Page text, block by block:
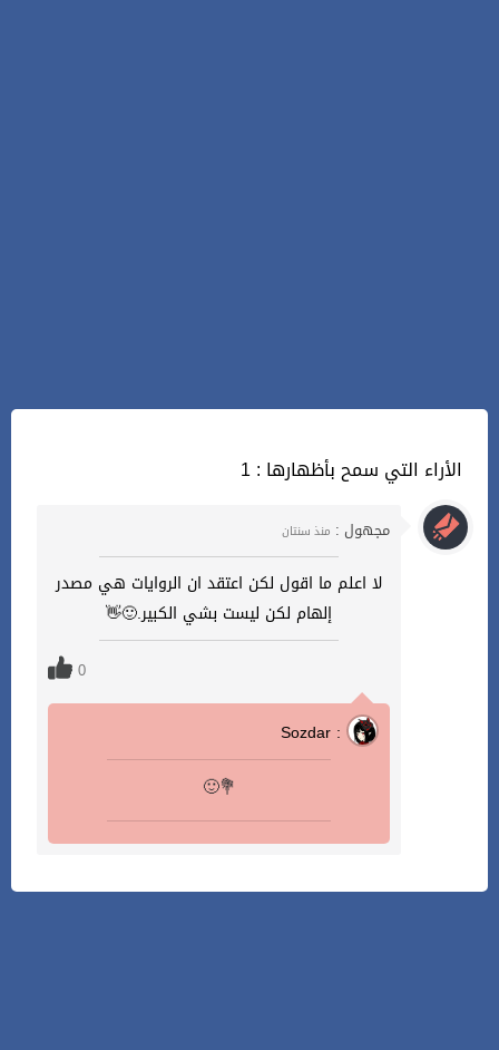
1 : الأراء التي سمح بأظهارها
مجهول : منذ سنتان
لا اعلم ما اقول لكن اعتقد ان الروايات هي مصدر
إلهام لكن ليست بشي الكبير.🙂👋
0
Sozdar :
🙂💐